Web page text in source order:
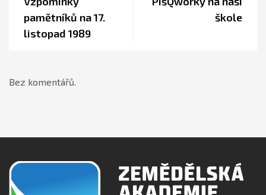
pamětníků na 17.
listopad 1989
škole
Bez komentářů.